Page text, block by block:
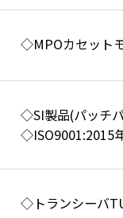
◇MPOカセット
◇SI製品(パッチ
◇ISO9001:2015
◇トランシーバ